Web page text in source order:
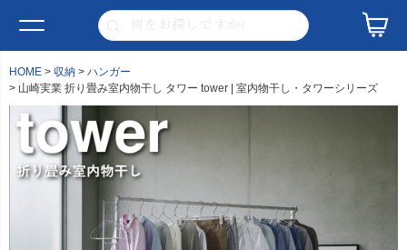
HOME 収納
ハンガー
山崎実業 折り畳み室内物干し タワー tower | 室内物干し・タワーシリーズ